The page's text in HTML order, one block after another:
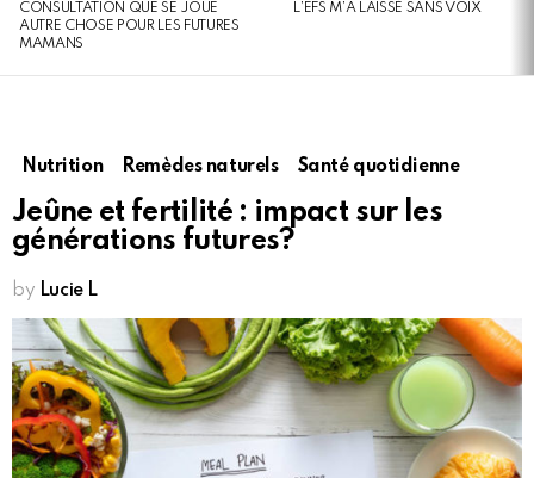
CONSULTATION QUE SE JOUE
AUTRE CHOSE POUR LES FUTURES
MAMANS
L’EFS M’A LAISSÉ SANS VOIX
Nutrition Remèdes naturels Santé quotidienne
Jeûne et fertilité : impact sur les
générations futures?
by Lucie L